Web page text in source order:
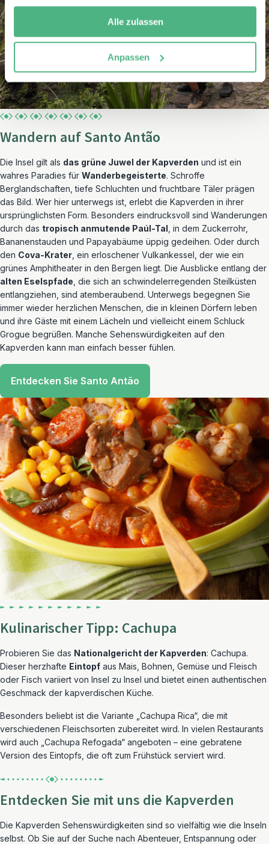
Alle zulassen
Anpassen
Wandern auf Santo Antão
Die Insel gilt als das grüne Juwel der Kapverden und ist ein
wahres Paradies für Wanderbegeisterte. Schroffe
Berglandschaften, tiefe Schluchten und fruchtbare Täler prägen
das Bild. Wer hier unterwegs ist, erlebt die Kapverden in ihrer
ursprünglichsten Form. Besonders eindrucksvoll sind Wanderungen
durch das tropisch anmutende Paúl-Tal , in dem Zuckerrohr,
Bananenstauden und Papayabäume üppig gedeihen. Oder durch
den Cova-Krater , ein erloschener Vulkankessel, der wie ein
grünes Amphitheater in den Bergen liegt. Die Ausblicke entlang der
alten Eselspfade , die sich an schwindelerregenden Steilküsten
entlangziehen, sind atemberaubend. Unterwegs begegnen Sie
immer wieder herzlichen Menschen, die in kleinen Dörfern leben
und ihre Gäste mit einem Lächeln und vielleicht einem Schluck
Grogue begrüßen. Manche Sehenswürdigkeiten auf den
Kapverden kann man einfach besser fühlen.
Entdecken Sie Santo Antão
Kulinarischer Tipp: Cachupa
Probieren Sie das Nationalgericht der Kapverden: Cachupa.
Dieser herzhafte Eintopf aus Mais, Bohnen, Gemüse und Fleisch
oder Fisch variiert von Insel zu Insel und bietet einen authentischen
Geschmack der kapverdischen Küche.
Besonders beliebt ist die Variante „Cachupa Rica“, die mit
verschiedenen Fleischsorten zubereitet wird. In vielen Restaurants
wird auch „Cachupa Refogada“ angeboten – eine gebratene
Version des Eintopfs, die oft zum Frühstück serviert wird.
Entdecken Sie mit uns die Kapverden
Die Kapverden Sehenswürdigkeiten sind so vielfältig wie die Inseln
selbst. Ob Sie auf der Suche nach Abenteuer, Entspannung oder